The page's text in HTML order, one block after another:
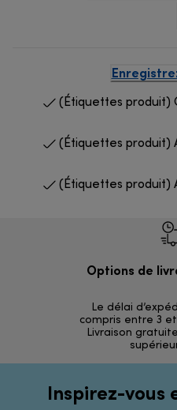
(Étiquettes produit)
(Étiquettes produit)
(Étiquettes produit)
Options de
Le délai
compris entre 3
Livraison
Inspirez-vous